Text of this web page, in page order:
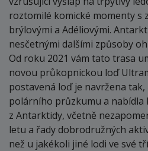
roztomilé komické momenty s
brýlovými a Adéliovými.
nesčetnými dalšími způsoby
Od roku 2021 vám tato trasa
novou průkopnickou loď
postavená loď je navržena
polárního průzkumu a
z Antarktidy, včetně
letu a řady dobrodružných
než u jakékoli jiné lodi ve své